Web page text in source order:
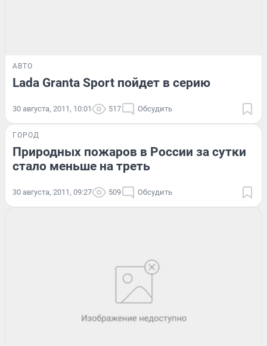
АВТО
Lada Granta Sport пойдет в серию
30 августа, 2011, 10:01 517 Обсудить
ГОРОД
Природных пожаров в России за сутки
стало меньше на треть
30 августа, 2011, 09:27 509 Обсудить